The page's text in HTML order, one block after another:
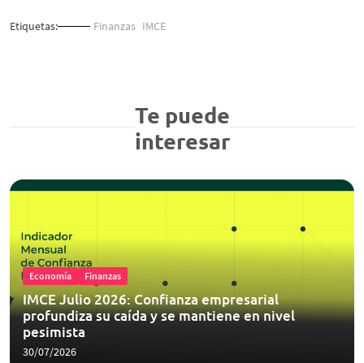
Etiquetas: Finanzas IMCE
Te puede
interesar
Economía Finanzas
IMCE Julio 2026: Confianza empresarial
profundiza su caída y se mantiene en nivel
pesimista
30/07/2026